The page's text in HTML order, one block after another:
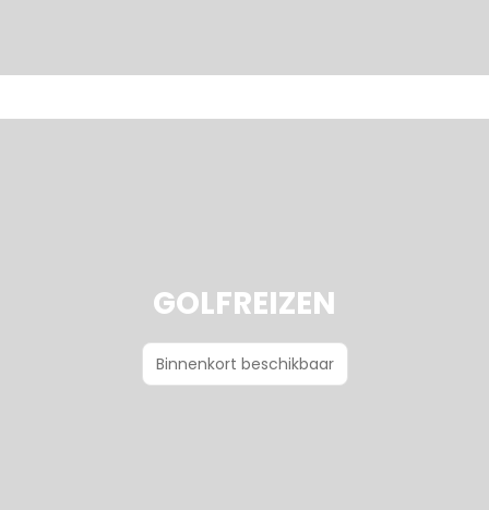
GOLFREIZEN
Binnenkort beschikbaar